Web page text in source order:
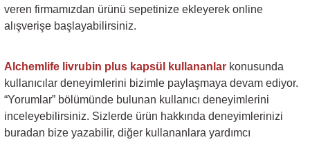
veren firmamızdan ürünü sepetinize ekleyerek online
alışverişe başlayabilirsiniz.
Alchemlife livrubin plus kapsül kullananlar konusunda
kullanıcılar deneyimlerini bizimle paylaşmaya devam ediyor.
“Yorumlar” bölümünde bulunan kullanıcı deneyimlerini
inceleyebilirsiniz. Sizlerde ürün hakkında deneyimlerinizi
buradan bize yazabilir, diğer kullananlara yardımcı